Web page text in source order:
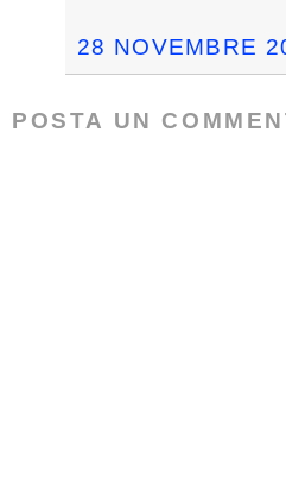
28 NOVEMBRE
POSTA UN